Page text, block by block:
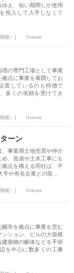
え、短い期間しか使用
投入して入手しなくて
種）] 0views
理の専門工場として事業
点に事業を展開してお
置しているのも特徴で
多くの依頼を受けてき
種）] 0views
ーン
事業用土地売買や仲介
、造成や土木工事にも
点を構える同社は、平
手や有名企業との取…
種）] 0views
市を拠点に事業を営む
ション、ビルの大規模
築物の解体などを手掛
を中心に数多くの工事